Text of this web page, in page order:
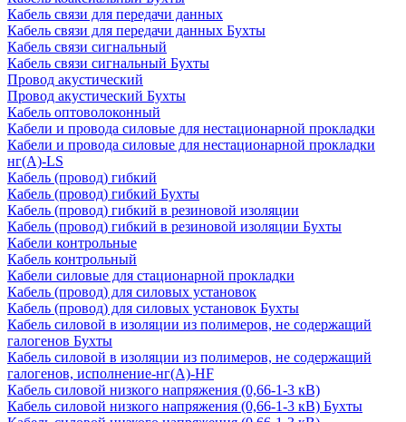
Кабель связи для передачи данных
Кабель связи для передачи данных Бухты
Кабель связи сигнальный
Кабель связи сигнальный Бухты
Провод акустический
Провод акустический Бухты
Кабель оптоволоконный
Кабели и провода силовые для нестационарной прокладки
Кабели и провода силовые для нестационарной прокладки
нг(А)-LS
Кабель (провод) гибкий
Кабель (провод) гибкий Бухты
Кабель (провод) гибкий в резиновой изоляции
Кабель (провод) гибкий в резиновой изоляции Бухты
Кабели контрольные
Кабель контрольный
Кабели силовые для стационарной прокладки
Кабель (провод) для силовых установок
Кабель (провод) для силовых установок Бухты
Кабель силовой в изоляции из полимеров, не содержащий
галогенов Бухты
Кабель силовой в изоляции из полимеров, не содержащий
галогенов, исполнение-нг(А)-HF
Кабель силовой низкого напряжения (0,66-1-3 кВ)
Кабель силовой низкого напряжения (0,66-1-3 кВ) Бухты